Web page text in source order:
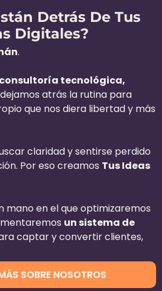
Detrás De Tus
Digitales?
.
consultoría tecnológica,
atrás la rutina para
que nos diera libertad y más
claridad y sentirse perdido
Por eso creamos Tus Ideas
mano en el que optimizaremos
un sistema de
captar y convertir clientes,
SOBRE NOSOTROS